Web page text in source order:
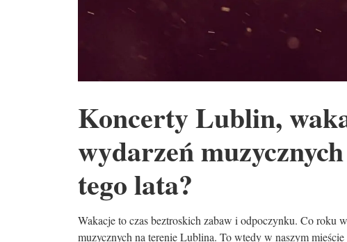
Koncerty Lublin,
wydarzeń
tego lata?
Wakacje to czas beztroskich zabaw i odpoczynku. Co roku
muzycznych na terenie Lublina. To wtedy w naszym